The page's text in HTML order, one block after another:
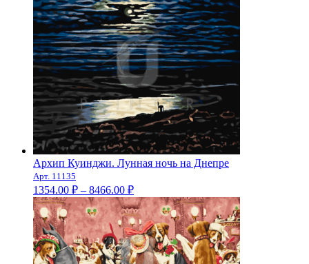
Архип Куинджи. Лунная ночь на Днепре
Арт. 11135
1354.00 ₽ – 8466.00 ₽Диапазон
цен:
1354.00 ₽
–
8466.00 ₽